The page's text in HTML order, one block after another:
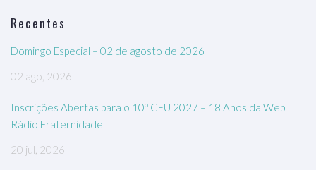
Recentes
Domingo Especial – 02 de agosto de 2026
02 ago, 2026
Inscrições Abertas para o 10º CEU 2027 – 18 Anos da Web
Rádio Fraternidade
20 jul, 2026